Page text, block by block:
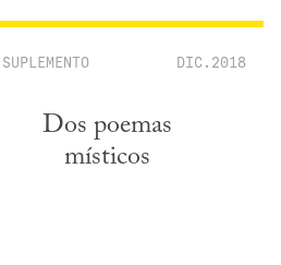
SUPLEMENTO DIC.2018
Dos poemas
místicos